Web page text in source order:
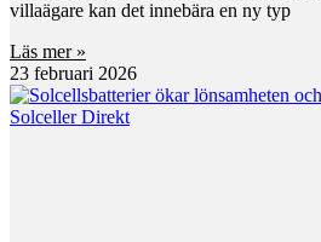
villaägare kan det innebära en ny typ
Läs mer »
23 februari 2026